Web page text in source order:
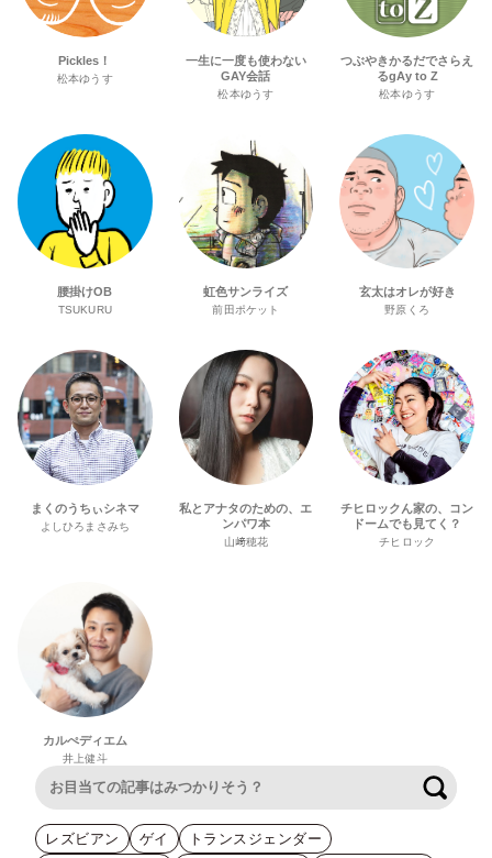
Pickles！
松本ゆうす
一生に一度も使わない
GAY会話
松本ゆうす
つぶやきかるだでさらえ
るgAy to Z
松本ゆうす
腰掛けOB
TSUKURU
虹色サンライズ
前田ポケット
玄太はオレが好き
野原くろ
まくのうちぃシネマ
よしひろまさみち
私とアナタのための、エ
ンパワ本
山﨑穂花
チヒロックん家の、コン
ドームでも見てく？
チヒロック
カルぺディエム
井上健斗
レズビアン ゲイ
トランスジェンダー